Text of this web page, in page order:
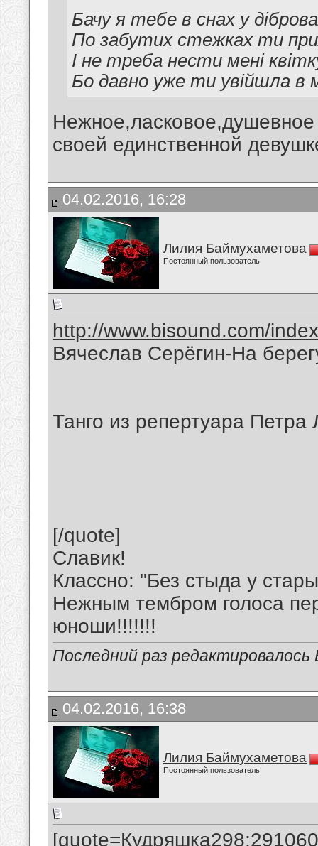
Бачу я тебе в снах y
По забутих стежках ти
I не треба нести мені
Бо давно уже ти увійшла в
своей единственной
04.02.2016, 16:28
Лилия Баймухаметова
Постоянный пользователь
http://www.bisound.com/
Вячеслав Серёгин-На
Танго из репертуара Петра
[/quote]
Славик!
Классно: "Без стыда у
Нежным тембром голоса
юноши!!!!!!!
Последний раз
04.02.2016, 16:38
Лилия Баймухаметова
Постоянный пользователь